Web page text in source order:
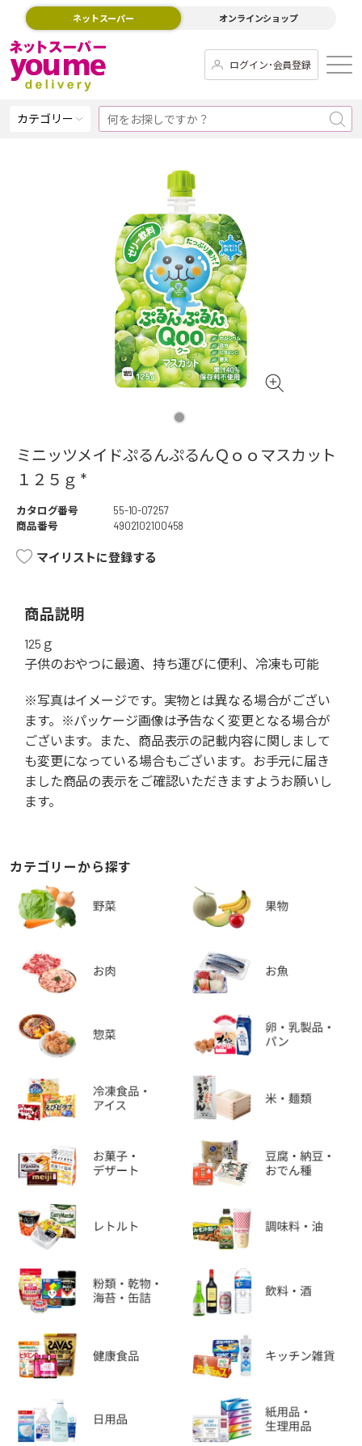
ネットスーパー オンラインショップ
ログイン･会員登録
カテゴリー
ミニッツメイドぷるんぷるんＱｏｏマスカット
１２５ｇ *
カタログ番号
55-10-07257
商品番号
4902102100458
マイリストに登録する
商品説明
125ｇ
子供のおやつに最適、持ち運びに便利、冷凍も可能
※写真はイメージです。実物とは異なる場合がござい
ます。※パッケージ画像は予告なく変更となる場合が
ございます。また、商品表示の記載内容に関しまして
も変更になっている場合もございます。お手元に届き
ました商品の表示をご確認いただきますようお願いし
ます。
カテゴリーから探す